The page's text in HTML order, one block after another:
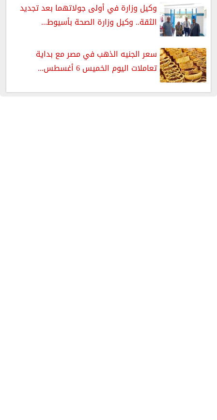
وكيل وزارة في أولى جولاتهما بعد تجديد
الثقة.. وكيل وزارة الصحة بأسيوط...
سعر الجنيه الذهب في مصر مع بداية
تعاملات اليوم الخميس 6 أغسطس...